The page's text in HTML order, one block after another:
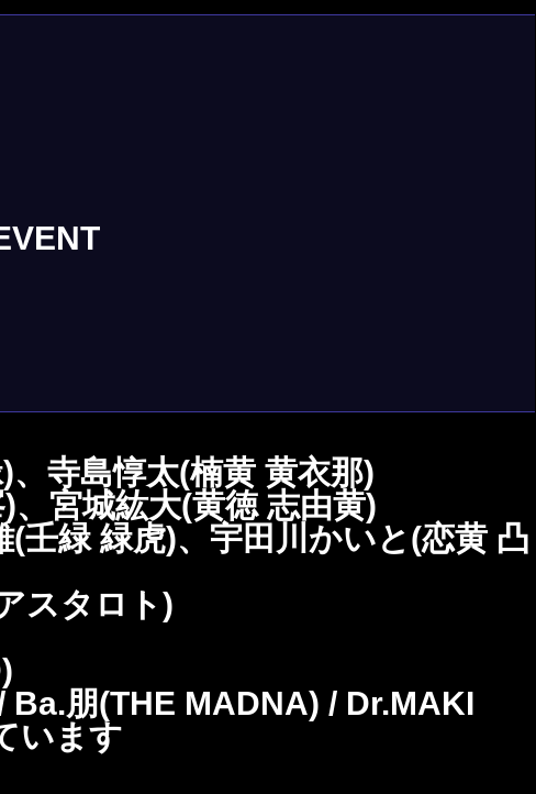
、寺島惇太(楠⻩ ⻩⾐那)
、宮城紘⼤(⻩徳 志由⻩)
壬緑 緑⻁)、宇⽥川かいと(恋⻩ 凸
スタロト)
朋(THE MADNA) / Dr.MAKI
います